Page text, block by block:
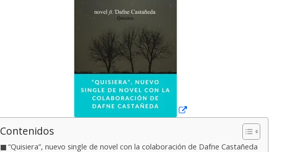
Contenidos
“Quisiera”, nuevo single de novel con la colaboración de Dafne Castañeda